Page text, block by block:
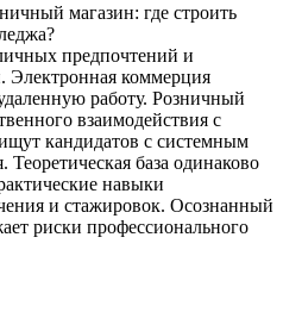
магазин: где строить
предпочтений и
Электронная коммерция
работу. Розничный
взаимодействия с
кандидатов с системным
база одинаково
навыки
и стажировок. Осознанный
риски профессионального